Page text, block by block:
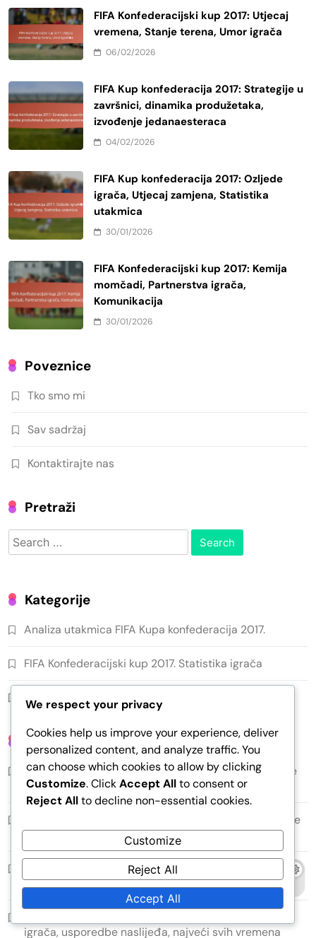
FIFA Konfederacijski kup 2017: Utjecaj
vremena, Stanje terena, Umor igrača
06/02/2026
FIFA Kup konfederacija 2017: Strategije u
završnici, dinamika produžetaka,
izvođenje jedanaesteraca
04/02/2026
FIFA Kup konfederacija 2017: Ozljede
igrača, Utjecaj zamjena, Statistika
utakmica
30/01/2026
FIFA Konfederacijski kup 2017: Kemija
momčadi, Partnerstva igrača,
Komunikacija
30/01/2026
Poveznice
Tko smo mi
Sav sadržaj
Kontaktirajte nas
Pretraži
Search
for:
Kategorije
Analiza utakmica FIFA Kupa konfederacija 2017.
FIFA Konfederacijski kup 2017. Statistika igrača
FIFA Kup konfederacija 2017 Strategije timova
Nedavne Objave
FIFA Konfederacijski kup 2017: Razvoj igrača, karijerne
putanje, budući izgledi
FIFA Konfederacijski kup 2017: Utjecaj vremena, Stanje
terena, Umor igrača
FIFA Konfederacijski kup 2017: Identitet momčadi,
Marka nogometa, Kulturni utjecaji
igrača, usporedbe naslijeđa, najveći svih vremena
We respect your privacy
Cookies help us improve your experience, deliver
personalized content, and analyze traffic. You
can choose which cookies to allow by clicking
Customize. ClickAccept Allto consent or
Reject Allto decline non-essential cookies.
Customize
Reject All
Accept All